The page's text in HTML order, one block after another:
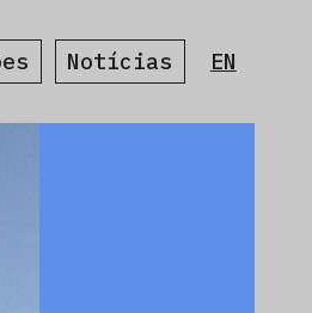
Notícias EN